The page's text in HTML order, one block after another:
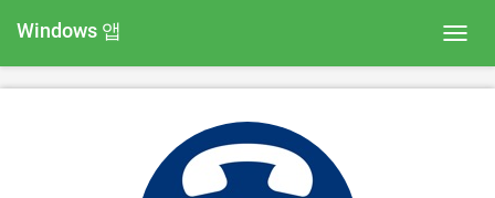
Windows 앱